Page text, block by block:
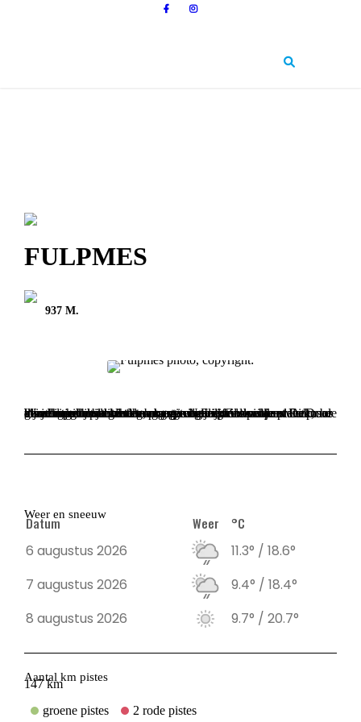
FULPMES
937 M.
Wintersporters die hun vakantie in Fulpmes willen doorbrengen hebben heb beste van beide werelden. Dit gezellige dorpje geeft toegang tot een groot pistenetwerk, maar hier valt de drukte nog goed mee. Zo kan je wel eens de bloemetjes buitenzetten, maar is Neustift de echte place to be als je dagelijks tot in de vroege uurtjes wil doorfeesten. Door de verschillende kinderopvangmogelijkheden opent Fulpmes zijn deuren maar al te graag voor gezinnen.
Weer en sneeuw
Datum Weer °C
6 augustus 2026
11.3° / 18.6°
7 augustus 2026
9.4° / 18.4°
8 augustus 2026
9.7° / 20.7°
Aantal km pistes
147 km
groene pistes
2 rode pistes